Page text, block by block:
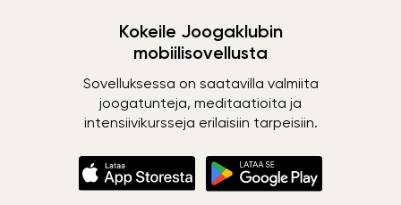
Kokeile Joogaklubin
mobiilisovellusta
Sovelluksessa on saatavilla valmiita
joogatunteja, meditaatioita ja
intensiivikursseja erilaisiin tarpeisiin.